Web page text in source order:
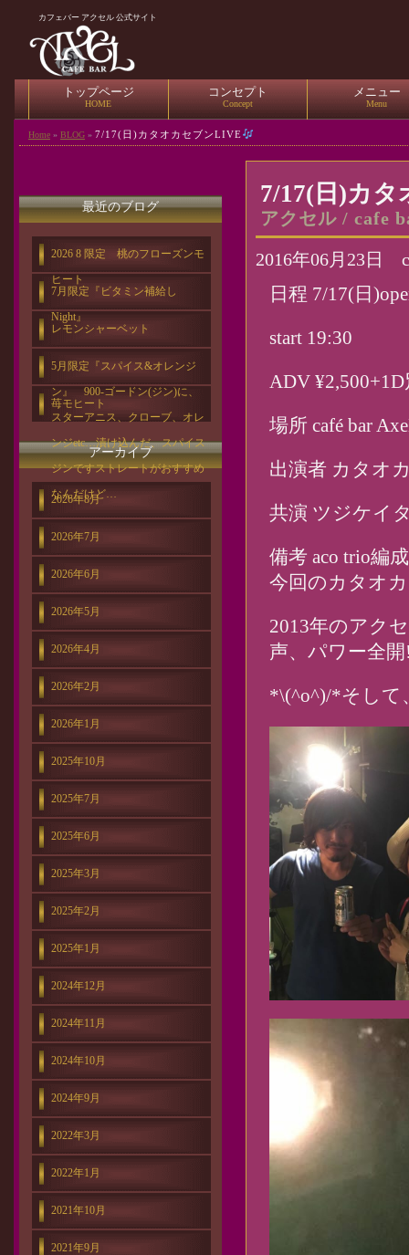
カフェバー アクセル 公式サイト
トップページ
HOME
コンセプト
Concept
メニュー
Menu
Home » BLOG » 7/17(日)カタオカセブンLIVE
7/17(日)カ
アクセル / cafe
2016年06月23日
日程 7/17(日
start 19:30
ADV ¥2,500+1D
場所 café bar
出演者 カタオ
共演 ツジケイ
備考 aco trio編
今回のカタオ
2013年のアク
声、パワー全
*\(^o^)/*そし
最近のブログ
2026 8 限定 桃のフローズンモ
ヒート
7月限定『ビタミン補給し
Night』
レモンシャーベット
5月限定『スパイス&オレンジ
ン』 900-ゴードン(ジン)に、
スターアニス、クローブ、オレ
ンジetc…漬け込んだ、スパイス
ジンですストレートがおすすめ
なんだけど…
苺モヒート
アーカイブ
2026年8月
2026年7月
2026年6月
2026年5月
2026年4月
2026年2月
2026年1月
2025年10月
2025年7月
2025年6月
2025年3月
2025年2月
2025年1月
2024年12月
2024年11月
2024年10月
2024年9月
2022年3月
2022年1月
2021年10月
2021年9月